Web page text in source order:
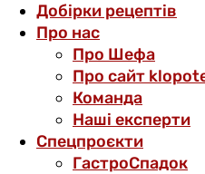
Добірки рецептів
Про нас
Про Шефа
Про сайт
Команда
Наші експерти
Спецпроєкти
ГастроСпадок